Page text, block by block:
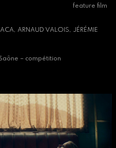
feature film
ARNAUD VALOIS, JÉRÉMIE
– compétition